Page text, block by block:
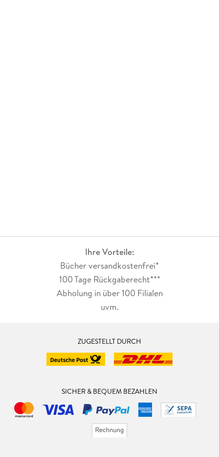
Ihre Vorteile:
Bücher versandkostenfrei*
100 Tage Rückgaberecht***
Abholung in über 100 Filialen
uvm.
ZUGESTELLT DURCH
SICHER & BEQUEM BEZAHLEN